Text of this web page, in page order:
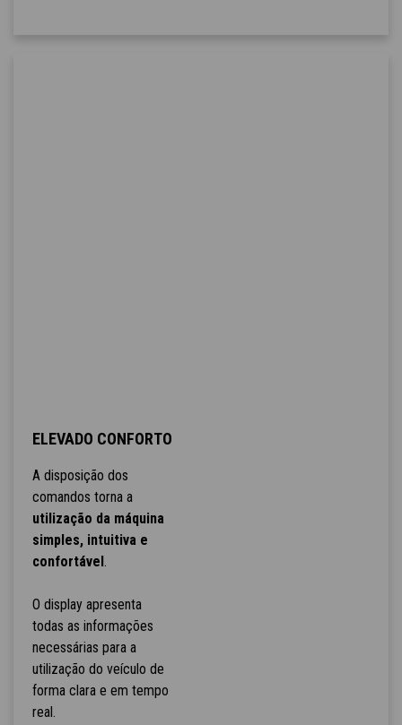
ELEVADO CONFORTO
A disposição dos
comandos torna a
utilização da máquina
simples, intuitiva e
confortável .
O display apresenta
todas as informações
necessárias para a
utilização do veículo de
forma clara e em tempo
real.